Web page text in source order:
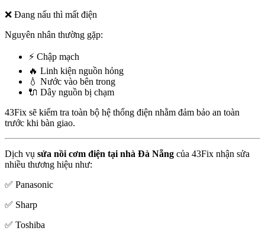
❌ Đang nấu thì mất điện
Nguyên nhân thường gặp:
⚡ Chập mạch
🔥 Linh kiện nguồn hỏng
💧 Nước vào bên trong
🔌 Dây nguồn bị chạm
43Fix sẽ kiểm tra toàn bộ hệ thống điện nhằm đảm bảo an toàn
trước khi bàn giao.
Dịch vụ sửa nồi cơm điện tại nhà Đà Nẵng của 43Fix nhận sửa
nhiều thương hiệu như:
✅ Panasonic
✅ Sharp
✅ Toshiba